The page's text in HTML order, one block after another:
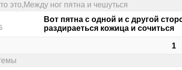
это,Между ног пятна и чешуться
Вот пятна с одной и с другой
раздираеться кожица и сочиться
1